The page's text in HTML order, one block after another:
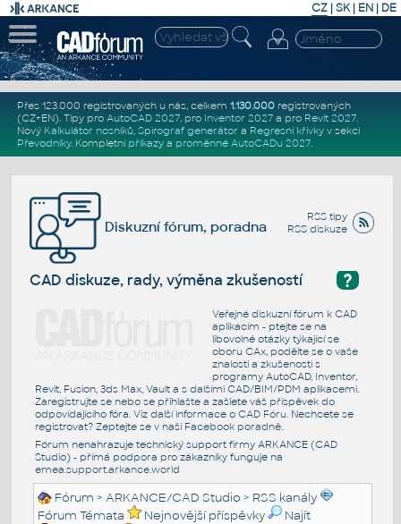
CZ | SK| EN | DE
Přes 123.000 registrovaných u nás, celkem 1.130.000registrovaných
(CZ+EN). Tipy pro AutoCAD 2027, pro Inventor 2027a pro Revit 2027.
Nový Kalkulátor nosníků, Spirograf generátor a Regresní křivkyv sekci
Převodníky. Kompletní příkazya proměnné AutoCADu 2027.
RSS tipy
RSS diskuze
Diskuzní fórum, poradna
?
CAD diskuze, rady, výměna zkušeností
Veřejné diskuzní fórum k CAD
aplikacím - ptejte se na
libovolné otázky týkající se
oboru CAx, podělte se o vaše
znalosti a zkušenosti s
programy AutoCAD, Inventor,
Revit, Fusion, 3ds Max, Vault a s dalšími CAD/BIM/PDM aplikacemi.
Zaregistrujte se nebo se přihlašte a zašlete váš příspěvek do
odpovídajícího fóra. Viz další informace o CAD Fóru. Nechcete se
registrovat? Zeptejte se v naší Facebook poradně.
Fórum nenahrazuje technický support firmy ARKANCE (CAD
Studio) - přímá podpora pro zákazníky funguje na
emea.support.arkance.world
Fórum >ARKANCE/CAD Studio > RSS kanály
Fórum Témata
Nejnovější příspěvky
Najít